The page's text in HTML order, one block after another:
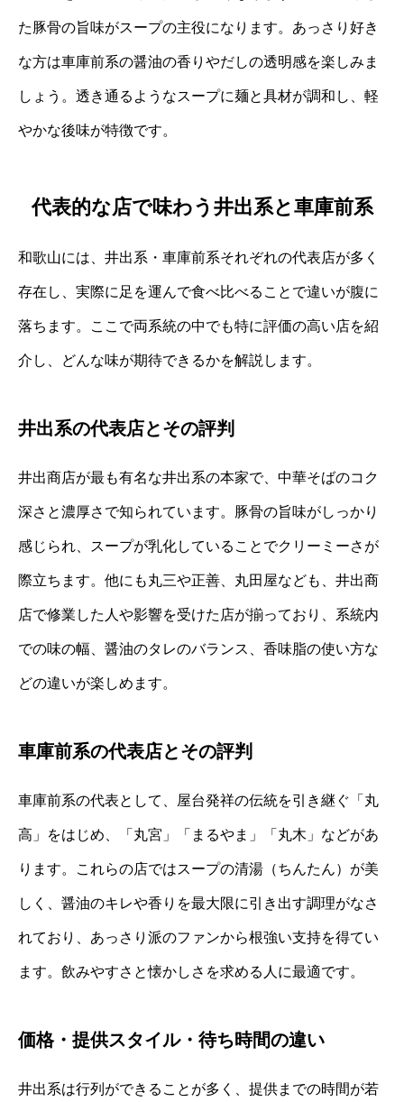
た豚骨の旨味がスープの主役になります。あっさり好き
な方は車庫前系の醤油の香りやだしの透明感を楽しみま
しょう。透き通るようなスープに麺と具材が調和し、軽
やかな後味が特徴です。
代表的な店で味わう井出系と車庫前系
和歌山には、井出系・車庫前系それぞれの代表店が多く
存在し、実際に足を運んで食べ比べることで違いが腹に
落ちます。ここで両系統の中でも特に評価の高い店を紹
介し、どんな味が期待できるかを解説します。
井出系の代表店とその評判
井出商店が最も有名な井出系の本家で、中華そばのコク
深さと濃厚さで知られています。豚骨の旨味がしっかり
感じられ、スープが乳化していることでクリーミーさが
際立ちます。他にも丸三や正善、丸田屋なども、井出商
店で修業した人や影響を受けた店が揃っており、系統内
での味の幅、醤油のタレのバランス、香味脂の使い方な
どの違いが楽しめます。
車庫前系の代表店とその評判
車庫前系の代表として、屋台発祥の伝統を引き継ぐ「丸
高」をはじめ、「丸宮」「まるやま」「丸木」などがあ
ります。これらの店ではスープの清湯（ちんたん）が美
しく、醤油のキレや香りを最大限に引き出す調理がなさ
れており、あっさり派のファンから根強い支持を得てい
ます。飲みやすさと懐かしさを求める人に最適です。
価格・提供スタイル・待ち時間の違い
井出系は行列ができることが多く、提供までの時間が若